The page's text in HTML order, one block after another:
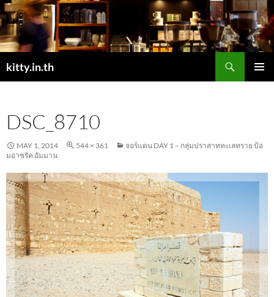
Skip
to
content
kitty.in.th
DSC_8710
MAY 1, 2014 544 × 361
จอร์แดน DAY 1 – กลุ่มปราสาททะเลทราย ป้อ
มอาซรัค อัมมาน